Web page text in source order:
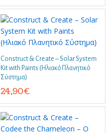
Construct & Create – Solar System
Kit with Paints (Ηλιακό Πλανητικό
Σύστημα)
24,90€